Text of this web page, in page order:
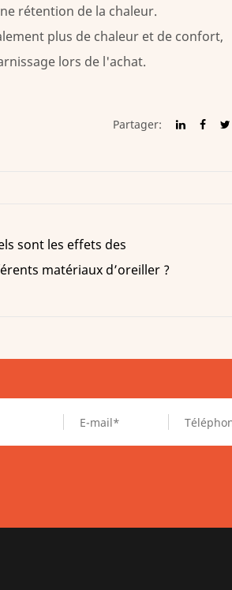
rétention de la chaleur.
plus de chaleur et de confort,
lors de l'achat.
Partager:
sont les effets des
matériaux d’oreiller ?